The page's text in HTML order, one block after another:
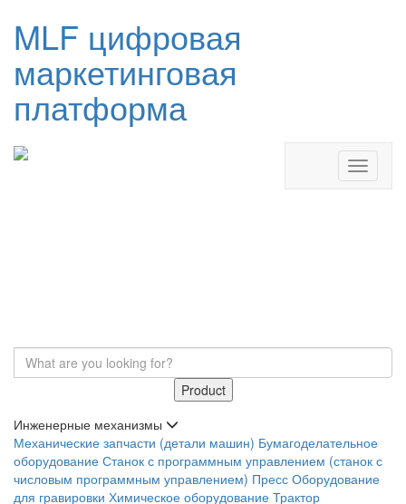
MLF цифровая
маркетинговая
платформа
Product
Инженерные механизмы
Механические запчасти (детали машин) Бумагоделательное
оборудование Станок с программным управлением (станок с
числовым программным управлением) Пресс Оборудование
для гравировки Химическое оборудование Трактор